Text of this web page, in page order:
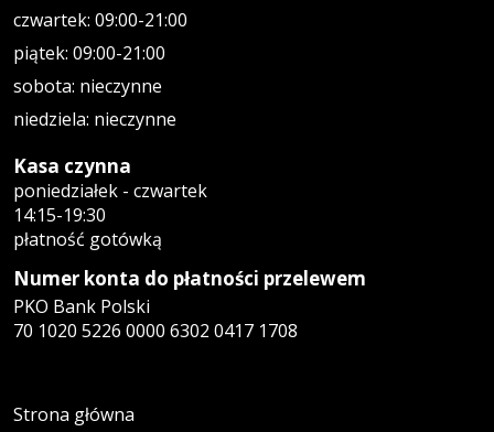
czwartek: 09:00-21:00
piątek: 09:00-21:00
sobota: nieczynne
niedziela: nieczynne
Kasa czynna
poniedziałek - czwartek
14:15-19:30
płatność gotówką
Numer konta do płatności przelewem
PKO Bank Polski
70 1020 5226 0000 6302 0417 1708
Strona główna